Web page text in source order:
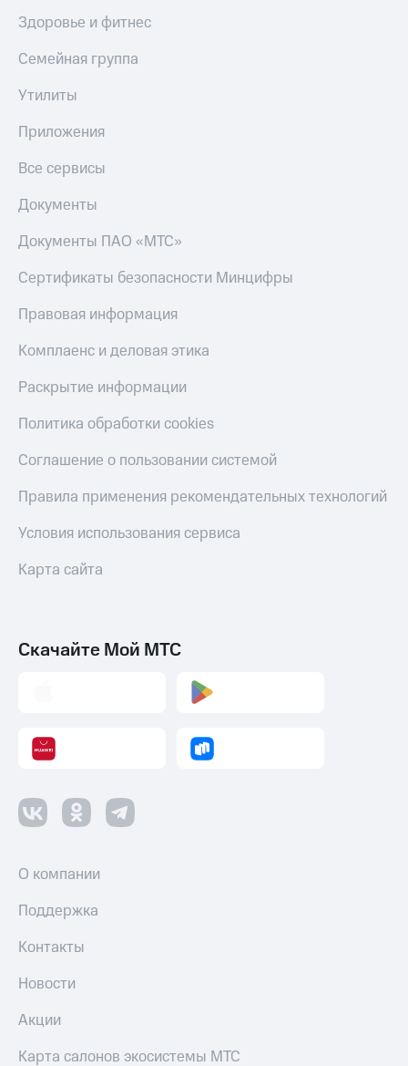
Здоровье и фитнес
Семейная группа
Утилиты
Приложения
Все сервисы
Документы
Документы ПАО «МТС»
Сертификаты безопасности Минцифры
Правовая информация
Комплаенс и деловая этика
Раскрытие информации
Политика обработки cookies
Соглашение о пользовании системой
Правила применения рекомендательных технологий
Условия использования сервиса
Карта сайта
Скачайте Мой МТС
О компании
Поддержка
Контакты
Новости
Акции
Карта салонов экосистемы МТС